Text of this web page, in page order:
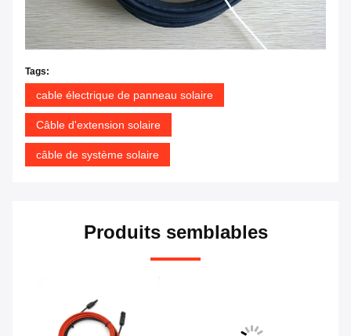
Tags:
cable électrique de panneau solaire
Câble d'extension solaire
câble de système solaire
Produits semblables